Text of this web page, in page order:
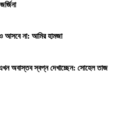
আসবে না: আমির হামজা
অবাস্তব স্বপ্ন দেখাচ্ছেন: সোহেল তাজ